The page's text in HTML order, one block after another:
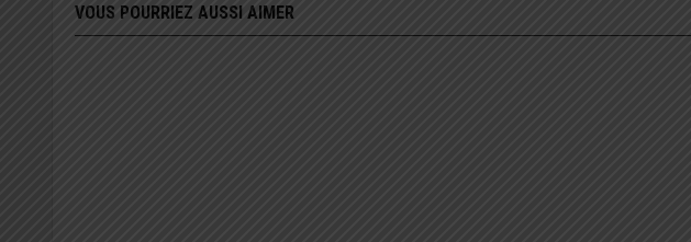
VOUS POURRIEZ AUSSI AIMER